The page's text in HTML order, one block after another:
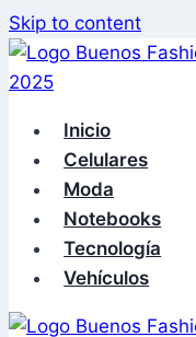
Skip to content
Inicio
Celulares
Moda
Notebooks
Tecnología
Vehículos